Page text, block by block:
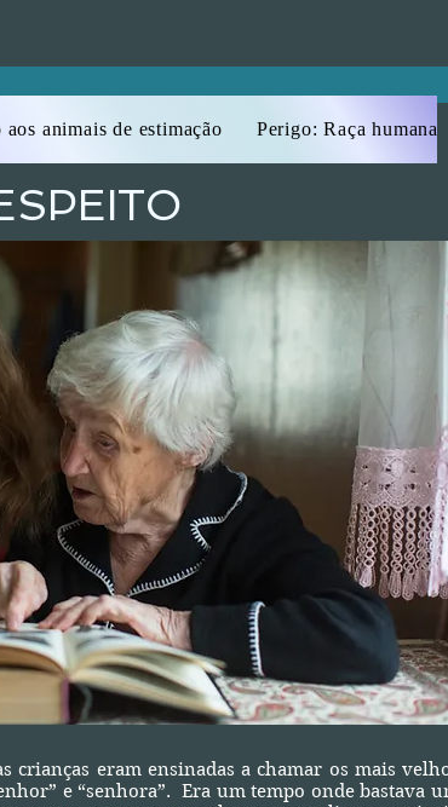
aos animais de estimação Perigo: Raça humana
eram ensinadas a chamar os mais
e “senhora”. Era um tempo onde bastava